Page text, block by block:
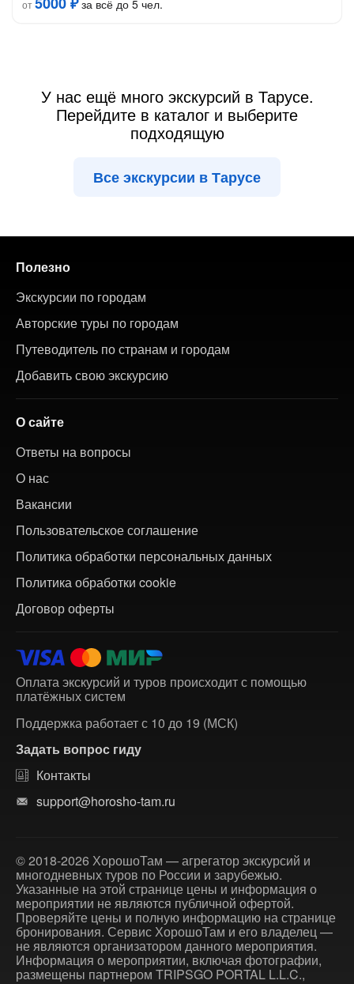
от
за всё до 5 чел.
У нас ещё много экскурсий в Тарусе.
Перейдите в каталог и выберите
подходящую
Все экскурсии в Тарусе
Полезно
Экскурсии по городам
Авторские туры по городам
Путеводитель по странам и городам
Добавить свою экскурсию
О сайте
Ответы на вопросы
О нас
Вакансии
Пользовательское соглашение
Политика обработки персональных данных
Политика обработки cookie
Договор оферты
Оплата экскурсий и туров происходит с помощью
платёжных систем
Поддержка работает с 10 до 19 (МСК)
Задать вопрос гиду
Контакты
support@horosho-tam.ru
© 2018-2026 ХорошоТам — агрегатор экскурсий и
многодневных туров по России и зарубежью.
Указанные на этой странице цены и информация о
мероприятии не являются публичной офертой.
Проверяйте цены и полную информацию на странице
бронирования. Сервис ХорошоТам и его владелец —
не являются организатором данного мероприятия.
Информация о мероприятии, включая фотографии,
размещены партнером TRIPSGO PORTAL L.L.C.,